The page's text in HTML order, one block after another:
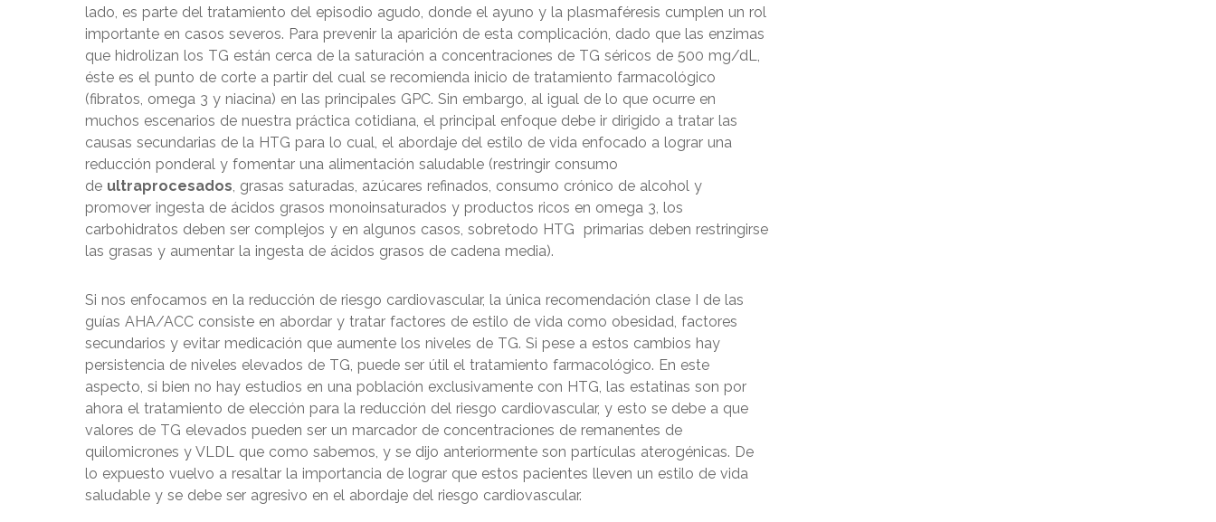
lado, es parte del tratamiento del episodio agudo, donde el ayuno y la plasmaféresis cumplen un rol
importante en casos severos. Para prevenir la aparición de esta complicación, dado que las enzimas
que hidrolizan los TG están cerca de la saturación a concentraciones de TG séricos de 500 mg/dL,
éste es el punto de corte a partir del cual se recomienda inicio de tratamiento farmacológico
(fibratos, omega 3 y niacina) en las principales GPC. Sin embargo, al igual de lo que ocurre en
muchos escenarios de nuestra práctica cotidiana, el principal enfoque debe ir dirigido a tratar las
causas secundarias de la HTG para lo cual, el abordaje del estilo de vida enfocado a lograr una
reducción ponderal y fomentar una alimentación saludable (restringir consumo
de ultraprocesados, grasas saturadas, azúcares refinados, consumo crónico de alcohol y
promover ingesta de ácidos grasos monoinsaturados y productos ricos en omega 3, los
carbohidratos deben ser complejos y en algunos casos, sobretodo HTG primarias deben restringirse
las grasas y aumentar la ingesta de ácidos grasos de cadena media).
Si nos enfocamos en la reducción de riesgo cardiovascular, la única recomendación clase I de las
guías AHA/ACC consiste en abordar y tratar factores de estilo de vida como obesidad, factores
secundarios y evitar medicación que aumente los niveles de TG. Si pese a estos cambios hay
persistencia de niveles elevados de TG, puede ser útil el tratamiento farmacológico. En este
aspecto, si bien no hay estudios en una población exclusivamente con HTG, las estatinas son por
ahora el tratamiento de elección para la reducción del riesgo cardiovascular, y esto se debe a que
valores de TG elevados pueden ser un marcador de concentraciones de remanentes de
quilomicrones y VLDL que como sabemos, y se dijo anteriormente son partículas aterogénicas. De
lo expuesto vuelvo a resaltar la importancia de lograr que estos pacientes lleven un estilo de vida
saludable y se debe ser agresivo en el abordaje del riesgo cardiovascular.